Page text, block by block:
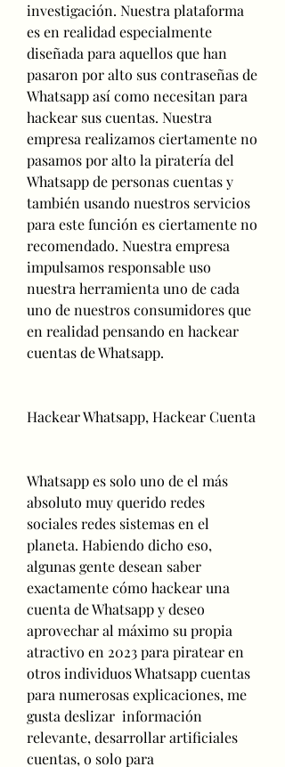
investigación. Nuestra plataforma
es en realidad especialmente
diseñada para aquellos que han
pasaron por alto sus contraseñas de
Whatsapp así como necesitan para
hackear sus cuentas. Nuestra
empresa realizamos ciertamente no
pasamos por alto la piratería del
Whatsapp de personas cuentas y
también usando nuestros servicios
para este función es ciertamente no
recomendado. Nuestra empresa
impulsamos responsable uso
nuestra herramienta uno de cada
uno de nuestros consumidores que
en realidad pensando en hackear
cuentas de Whatsapp.
Whatsapp es solo uno de el más
absoluto muy querido redes
sociales redes sistemas en el
planeta. Habiendo dicho eso,
algunas gente desean saber
exactamente cómo hackear una
cuenta de Whatsapp y deseo
aprovechar al máximo su propia
atractivo en 2023 para piratear en
otros individuos Whatsapp cuentas
para numerosas explicaciones, me
gusta deslizar  información
relevante, desarrollar artificiales
cuentas, o solo para